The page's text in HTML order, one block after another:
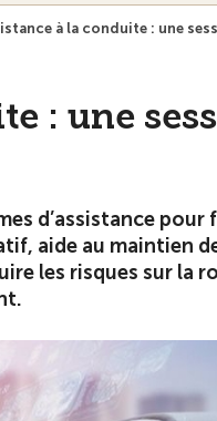
à la conduite : une
: une
d’assistance pour
aide au maintien
les risques sur la